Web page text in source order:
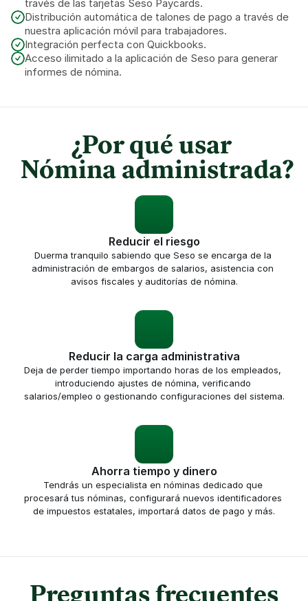
través de las tarjetas Seso Paycards.
Distribución automática de talones de pago a través de
nuestra aplicación móvil para trabajadores.
Integración perfecta con Quickbooks.
Acceso ilimitado a la aplicación de Seso para generar
informes de nómina.
¿Por qué usar
Nómina administrada?
Reducir el riesgo
Duerma tranquilo sabiendo que Seso se encarga de la
administración de embargos de salarios, asistencia con
avisos fiscales y auditorías de nómina.
Reducir la carga administrativa
Deja de perder tiempo importando horas de los empleados,
introduciendo ajustes de nómina, verificando
salarios/empleo o gestionando configuraciones del sistema.
Ahorra tiempo y dinero
Tendrás un especialista en nóminas dedicado que
procesará tus nóminas, configurará nuevos identificadores
de impuestos estatales, importará datos de pago y más.